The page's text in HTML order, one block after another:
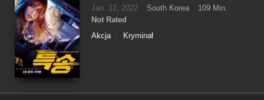
Jan. 12, 2022 South Korea
109 Min.
Not Rated
Akcja
Kryminał